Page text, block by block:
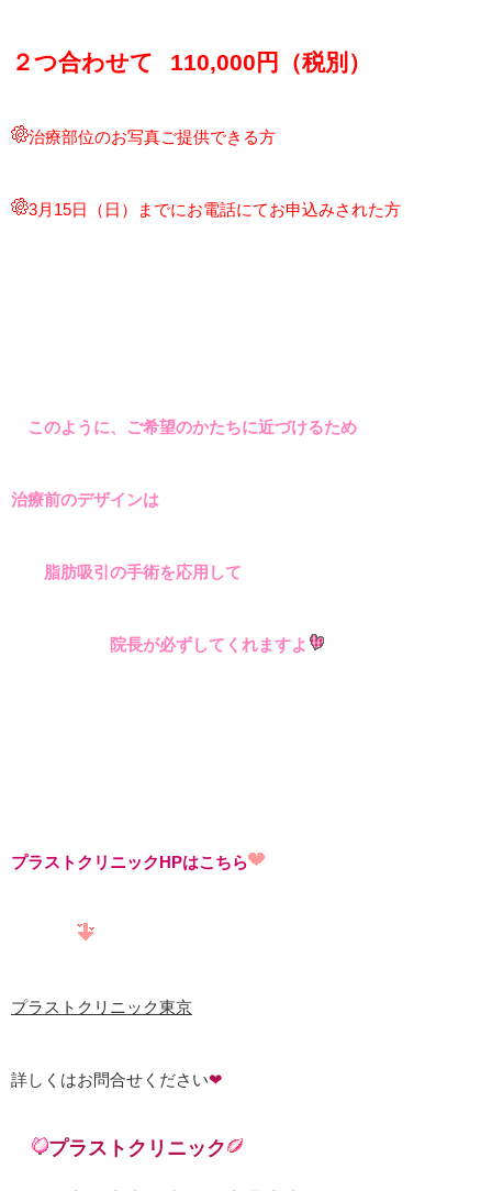
２つ合わせて 110,000円（税別）
治療部位のお写真ご提供できる方
3月15日（日）までにお電話にてお申込みされた方
このように、ご希望のかたちに近づけるため
治療前のデザインは
脂肪吸引の手術を応用して
院長が必ずしてくれますよ
プラストクリニックHPはこちら
プラストクリニック東京
詳しくはお問合せください❤
プラストクリニック